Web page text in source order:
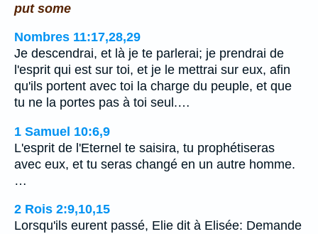
put some
Nombres 11:17,28,29
Je descendrai, et là je te parlerai; je prendrai de
l'esprit qui est sur toi, et je le mettrai sur eux, afin
qu'ils portent avec toi la charge du peuple, et que
tu ne la portes pas à toi seul.…
1 Samuel 10:6,9
L'esprit de l'Eternel te saisira, tu prophétiseras
avec eux, et tu seras changé en un autre homme.
…
2 Rois 2:9,10,15
Lorsqu'ils eurent passé, Elie dit à Elisée: Demande